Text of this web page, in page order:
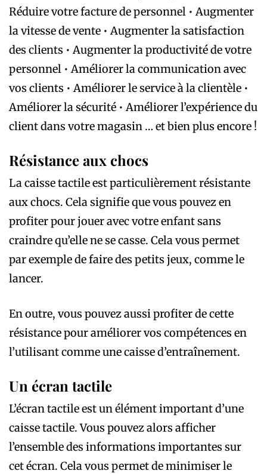
Réduire votre facture de personnel • Augmenter
la vitesse de vente • Augmenter la satisfaction
des clients • Augmenter la productivité de votre
personnel • Améliorer la communication avec
vos clients • Améliorer le service à la clientèle •
Améliorer la sécurité • Améliorer l’expérience du
client dans votre magasin … et bien plus encore !
Résistance aux chocs
La caisse tactile est particulièrement résistante
aux chocs. Cela signifie que vous pouvez en
profiter pour jouer avec votre enfant sans
craindre qu’elle ne se casse. Cela vous permet
par exemple de faire des petits jeux, comme le
lancer.
En outre, vous pouvez aussi profiter de cette
résistance pour améliorer vos compétences en
l’utilisant comme une caisse d’entraînement.
Un écran tactile
L’écran tactile est un élément important d’une
caisse tactile. Vous pouvez alors afficher
l’ensemble des informations importantes sur
cet écran. Cela vous permet de minimiser le